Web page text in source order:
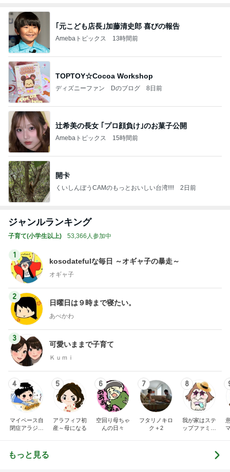
｢元こども店長｣加藤清史郎 喜びの報告
Amebaトピックス 13時間前
TOPTOY☆Cocoa Workshop
ディズニーファン Dのブログ 8日前
辻希美の長女 ｢プロ顔負け｣のお菓子公開
Amebaトピックス 15時間前
開卡
くいしんぼうCAMのもっとおいしい台湾!!!! 2日前
ジャンルランキング
子育て(小学生以上) 53,366人参加中
1
kosodatefulな毎日 ～オギャ子の暴走～
オギャ子
2
日曜日は９時まで寝たい。
あべかわ
3
可愛いままで子育て
Ｋｕｍｉ
4
マイペース自
閉症アラジン
5
アラフィフ初
産～母になる
6
空回り母ちゃ
んの日々
7
フタリノキロ
ク＋2
8
我が家はステ
ップファミリ
もっと見る